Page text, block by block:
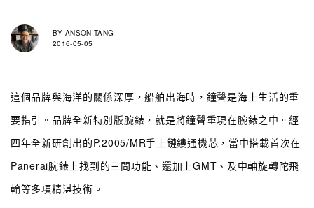
BY ANSON TANG
2016-05-05
這個品牌與海洋的關係深厚，船舶出海時，鐘聲是海上生活的重
要指引。品牌全新特別版腕錶，就是將鐘聲重現在腕錶之中。經
四年全新研創出的P.2005/MR手上鏈鏤通機芯，當中搭載首次在
Panerai腕錶上找到的三問功能、還加上GMT、及中軸旋轉陀飛
輪等多項精湛技術。